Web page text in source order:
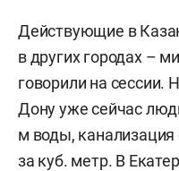
Действующие в
в других городах –
говорили на сессии.
Дону уже сейчас
м воды, канализация
за куб. метр. В